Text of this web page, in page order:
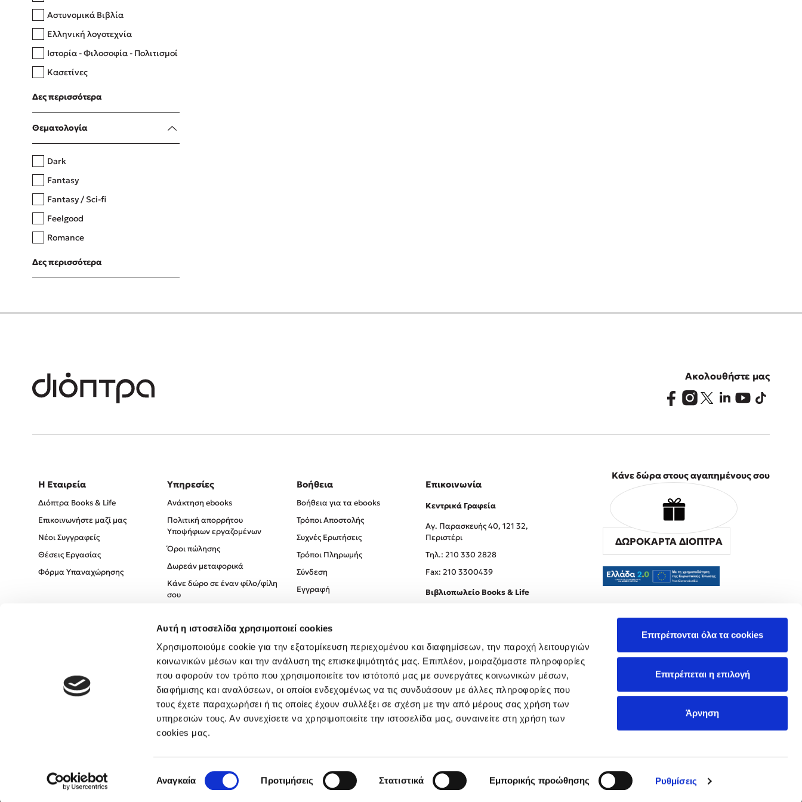
Αυτή η ιστοσελίδα χρησιμοποιεί cookies
Χρησιμοποιούμε cookie για την εξατομίκευση περιεχομένου και διαφημίσεων, την παροχή λειτουργιών
κοινωνικών μέσων και την ανάλυση της επισκεψιμότητάς μας. Επιπλέον, μοιραζόμαστε πληροφορίες
που αφορούν τον τρόπο που χρησιμοποιείτε τον ιστότοπό μας με συνεργάτες κοινωνικών μέσων,
διαφήμισης και αναλύσεων, οι οποίοι ενδεχομένως να τις συνδυάσουν με άλλες πληροφορίες που
τους έχετε παραχωρήσει ή τις οποίες έχουν συλλέξει σε σχέση με την από μέρους σας χρήση των
υπηρεσιών τους. Αν συνεχίσετε να χρησιμοποιείτε την ιστοσελίδα μας, συναινείτε στη χρήση των
cookies μας.
συγκατάθεσης
Αναγκαία Προτιμήσεις Στατιστικά Εμπορικής προώθησης Ρυθμίσεις
Επιτρέπονται όλα τα cookies
Επιτρέπεται η επιλογή
Άρνηση
Δανάη Δεληγεώργη
Πάνω, κάτω, μπροστά, πίσω
Η μέθοδος Αφήστε τους
Αστυνομικά Βιβλία
Ελληνική λογοτεχνία
Ιστορία - Φιλοσοφία - Πολιτισμοί
Κασετίνες
Λευκώματα - Έγχρωμοι οδηγοί
Μαγειρική
Δες περισσότερα
Θεματολογία
Dark
Fantasy
Fantasy / Sci-fi
Feelgood
Romance
Upmarket
Young Adult
Δες περισσότερα
Ακολουθήστε μας
Η Εταιρεία
Διόπτρα Books & Life
Επικοινωνήστε μαζί μας
Νέοι Συγγραφείς
Θέσεις Εργασίας
Φόρμα Υπαναχώρησης
Υπηρεσίες
Ανάκτηση ebooks
Πολιτική απορρήτου
Υποψήφιων εργαζομένων
Όροι πώλησης
Δωρεάν μεταφορικά
Κάνε δώρο σε έναν φίλο/φίλη
σου
Πολιτική Απορρήτου
Όροι χρήσης
Βοήθεια
Βοήθεια για τα ebooks
Τρόποι Αποστολής
Συχνές Ερωτήσεις
Τρόποι Πληρωμής
Σύνδεση
Εγγραφή
Επικοινωνία
Κεντρικά Γραφεία
Αγ. Παρασκευής 40, 121 32,
Περιστέρι
Tηλ.: 210 330 2828
Fax: 210 3300439
Βιβλιοπωλείο Books & Life
Κάνε δώρα στους αγαπημένους σου
ΔΩΡΟΚΑΡΤΑ ΔΙΟΠΤΡΑ
Created by Powered by